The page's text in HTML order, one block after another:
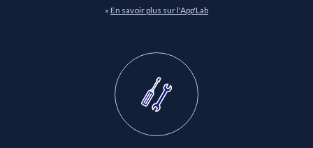
» En savoir plus sur l'App'Lab